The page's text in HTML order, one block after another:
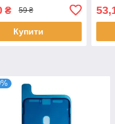
₴ 59 ₴
Купити